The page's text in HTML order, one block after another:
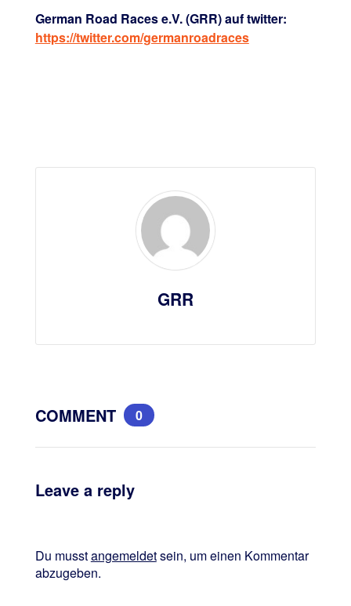
German Road Races e.V. (GRR) auf twitter:
https://twitter.com/germanroadraces
GRR
COMMENT 0
Leave a reply
Du musstangemeldetsein, um einen Kommentar
abzugeben.